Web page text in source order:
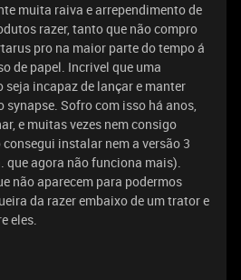
muita raiva e arrependimento de
razer, tanto que não compro
pro na maior parte do tempo á
de papel. Incrivel que uma
seja incapaz de lançar e manter
synapse. Sofro com isso há anos,
e muitas vezes nem consigo
instalar nem a versão 3
que agora não funciona mais).
não aparecem para podermos
da razer embaixo de um trator e
eles.